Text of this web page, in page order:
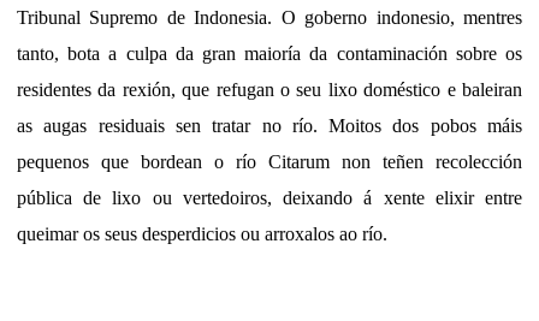
Tribunal Supremo de Indonesia. O goberno indonesio, mentres
tanto, bota a culpa da gran maioría da contaminación sobre os
residentes da rexión, que refugan o seu lixo doméstico e baleiran
as augas residuais sen tratar no río. Moitos dos pobos máis
pequenos que bordean o río Citarum non teñen recolección
pública de lixo ou vertedoiros, deixando á xente elixir entre
queimar os seus desperdicios ou arroxalos ao río.